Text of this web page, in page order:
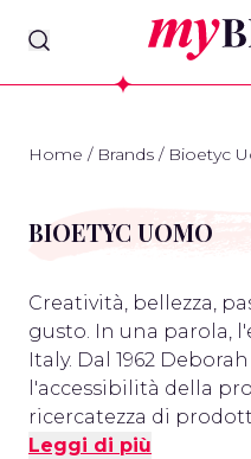
myBeauty
Home / Brands / Bioetyc
BIOETYC UOMO
Creatività, bellezza,
gusto. In una parola,
Italy. Dal 1962
l'accessibilità della
ricercatezza di
Leggi di più